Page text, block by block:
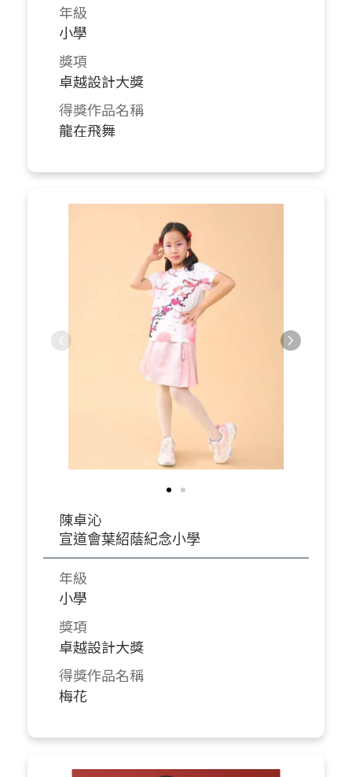
年級
小學
獎項
卓越設計大獎
得獎作品名稱
龍在飛舞
陳卓沁
宣道會葉紹蔭紀念小學
年級
小學
獎項
卓越設計大獎
得獎作品名稱
梅花